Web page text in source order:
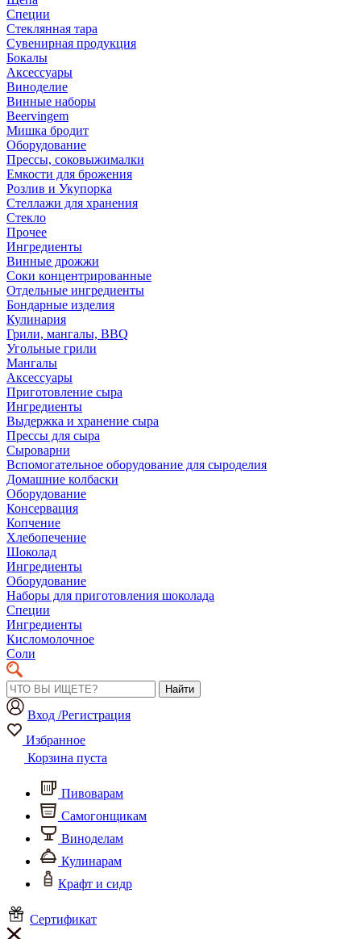
Специи
Стеклянная тара
Сувенирная продукция
Бокалы
Аксессуары
Виноделие
Винные наборы
Beervingem
Мишка бродит
Оборудование
Прессы, соковыжималки
Емкости для брожения
Розлив и Укупорка
Стеллажи для хранения
Стекло
Прочее
Ингредиенты
Винные дрожжи
Соки концентрированные
Отдельные ингредиенты
Бондарные изделия
Кулинария
Грили, мангалы, BBQ
Угольные грили
Мангалы
Аксессуары
Приготовление сыра
Ингредиенты
Выдержка и хранение сыра
Прессы для сыра
Сыроварни
Вспомогательное оборудование для сыроделия
Домашние колбаски
Оборудование
Консервация
Копчение
Хлебопечение
Шоколад
Ингредиенты
Оборудование
Наборы для приготовления шоколада
Специи
Ингредиенты
Кисломолочное
Соли
Найти
Вход /Регистрация
Избранное
Корзина пуста
Пивоварам
Самогонщикам
Виноделам
Кулинарам
Крафт и сидр
Сертификат